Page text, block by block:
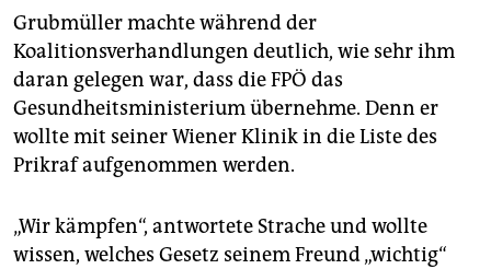
Grubmüller machte während der
Koalitionsverhandlungen deutlich, wie sehr ihm
daran gelegen war, dass die FPÖ das
Gesundheitsministerium übernehme. Denn er
wollte mit seiner Wiener Klinik in die Liste des
Prikraf aufgenommen werden.
„Wir kämpfen“, antwortete Strache und wollte
wissen, welches Gesetz seinem Freund „wichtig“